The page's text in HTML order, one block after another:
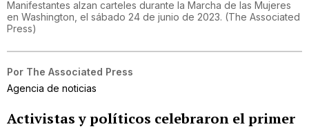
Manifestantes alzan carteles durante la Marcha de las Mujeres
en Washington, el sábado 24 de junio de 2023. (The Associated
Press)
Por The Associated Press
Agencia de noticias
Activistas y políticos celebraron el primer